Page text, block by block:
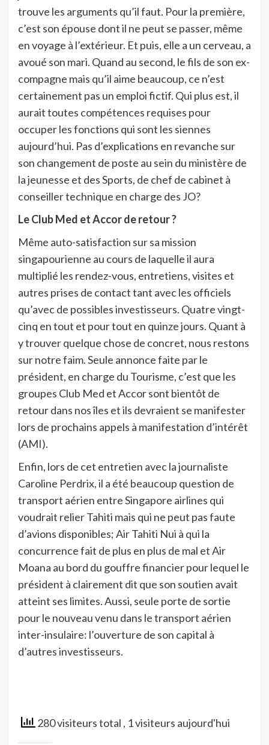
trouve les arguments qu’il faut. Pour la première,
c’est son épouse dont il ne peut se passer, même
en voyage à l’extérieur. Et puis, elle a un cerveau, a
avoué son mari. Quand au second, le fils de son ex-
compagne mais qu’il aime beaucoup, ce n’est
certainement pas un emploi fictif. Qui plus est, il
aurait toutes compétences requises pour
occuper les fonctions qui sont les siennes
aujourd’hui. Pas d’explications en revanche sur
son changement de poste au sein du ministère de
la jeunesse et des Sports, de chef de cabinet à
conseiller technique en charge des JO?
Le Club Med et Accor de retour ?
Même auto-satisfaction sur sa mission
singapourienne au cours de laquelle il aura
multiplié les rendez-vous, entretiens, visites et
autres prises de contact tant avec les officiels
qu’avec de possibles investisseurs. Quatre vingt-
cinq en tout et pour tout en quinze jours. Quant à
y trouver quelque chose de concret, nous restons
sur notre faim. Seule annonce faite par le
président, en charge du Tourisme, c’est que les
groupes Club Med et Accor sont bientôt de
retour dans nos îles et ils devraient se manifester
lors de prochains appels à manifestation d’intérêt
(AMI).
Enfin, lors de cet entretien avec la journaliste
Caroline Perdrix, il a été beaucoup question de
transport aérien entre Singapore airlines qui
voudrait relier Tahiti mais qui ne peut pas faute
d’avions disponibles; Air Tahiti Nui à qui la
concurrence fait de plus en plus de mal et Air
Moana au bord du gouffre financier pour lequel le
président à clairement dit que son soutien avait
atteint ses limites. Aussi, seule porte de sortie
pour le nouveau venu dans le transport aérien
inter-insulaire: l’ouverture de son capital à
d’autres investisseurs.
280 visiteurs total , 1 visiteurs aujourd'hui